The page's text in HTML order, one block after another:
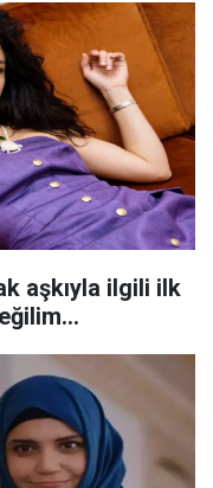
aşkıyla ilgili ilk